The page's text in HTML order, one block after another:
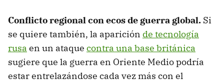
Conflicto regional con ecos de guerra global. Si
se quiere también, la aparición de tecnología
rusa en un ataque contra una base británica
sugiere que la guerra en Oriente Medio podría
estar entrelazándose cada vez más con el